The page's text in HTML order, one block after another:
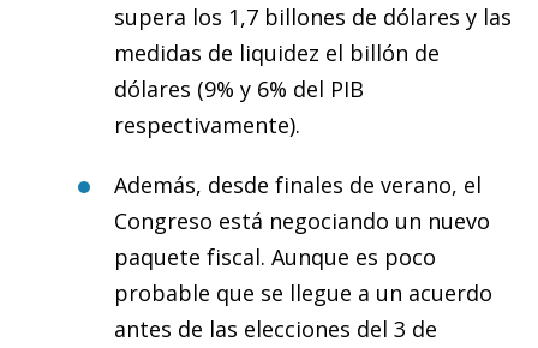
supera los 1,7 billones de dólares y las
medidas de liquidez el billón de
dólares (9% y 6% del PIB
respectivamente).
Además, desde finales de verano, el
Congreso está negociando un nuevo
paquete fiscal. Aunque es poco
probable que se llegue a un acuerdo
antes de las elecciones del 3 de